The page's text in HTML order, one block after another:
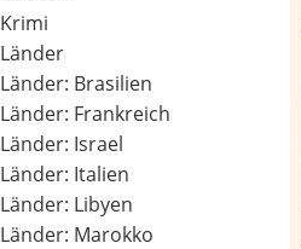
Krimi
Länder
Länder: Brasilien
Länder: Frankreich
Länder: Israel
Länder: Italien
Länder: Libyen
Länder: Marokko